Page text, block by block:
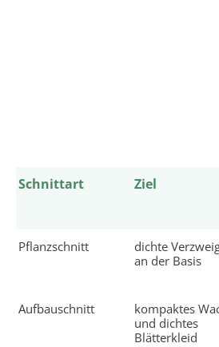
Schnittart Ziel
Pflanzschnitt
dichte
an der Basis
Aufbauschnitt
kompaktes
und dichtes
Blätterkleid